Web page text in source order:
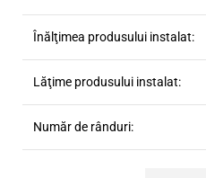
Înălţimea produsului instalat:
Lăţime produsului instalat:
Număr de rânduri: